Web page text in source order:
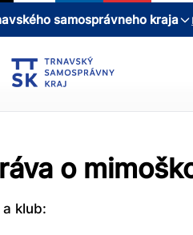
samosprávneho kraja
o
a klub: